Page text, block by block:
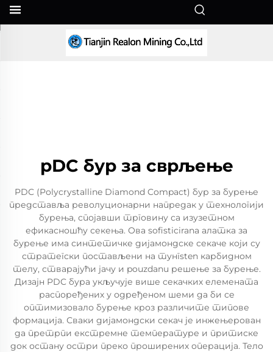
pDC бур за сврљење
PDC (Polycrystalline Diamond Compact) бур за бурење
представља револуционарни напредак у технологији
бурења, спојавши трговину са изузетном
ефикасношћу секења. Ова sofisticirana алатка за
бурење има синтетичке дијамондске секаче који су
стратегски постављени на тунгsten карбидном
телу, стварајући јачу и pouzdanu решење за бурење.
Дизајн PDC бура укључује више секачких елемената
распоређених у одређеном шеми да би се
оптимизовало бурење кроз различите типове
формација. Сваки дијамондски секач је инжењерован
да претрпи екстремне температуре и притиске
док остану остри преко проширених операција. Тело